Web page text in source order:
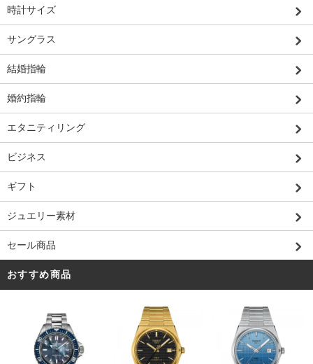
時計サイズ
サングラス
結婚指輪
婚約指輪
エタニティリング
ビジネス
ギフト
ジュエリー素材
セール商品
おすすめ商品